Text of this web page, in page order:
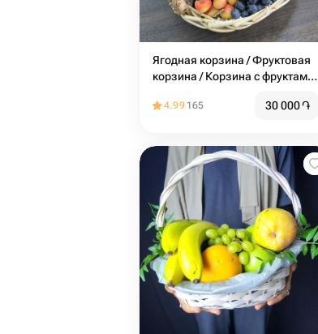
Ягодная корзина / Фруктовая
корзина / Корзина с фруктами /
4.99 165 30 000֏